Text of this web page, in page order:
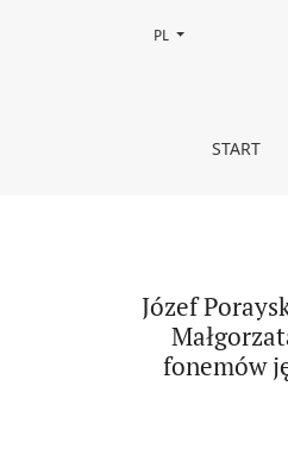
Józef Porayski-
START
Zmień język, obecnie
PL
Józef
fonemów